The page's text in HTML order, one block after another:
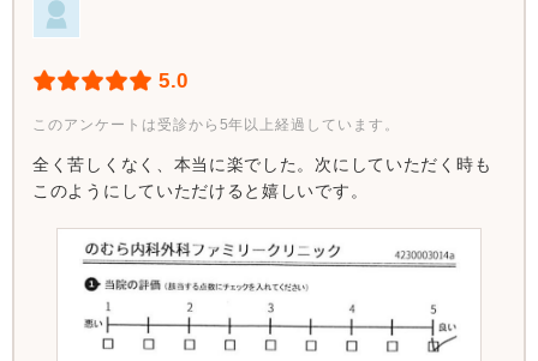
5.0
このアンケートは受診から5年以上経過しています。
全く苦しくなく、本当に楽でした。次にしていただく時も
このようにしていただけると嬉しいです。